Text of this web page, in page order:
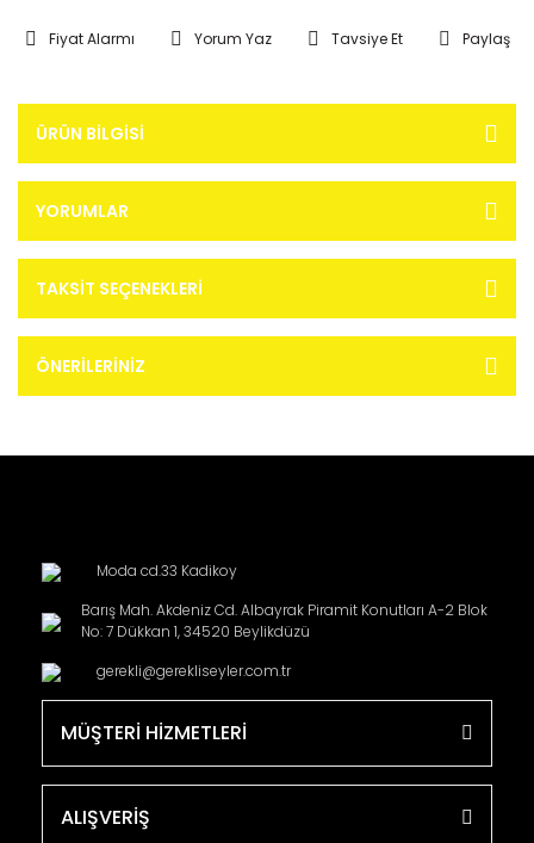
Fiyat Alarmı Yorum Yaz Tavsiye Et Paylaş
ÜRÜN BILGISI
YORUMLAR
TAKSIT SEÇENEKLERI
ÖNERILERINIZ
Moda cd.33 Kadikoy
Barış Mah. Akdeniz Cd. Albayrak Piramit Konutları A-2 Blok
No: 7 Dükkan 1, 34520 Beylikdüzü
gerekli@gerekliseyler.com.tr
MÜŞTERİ HİZMETLERİ
ALIŞVERİŞ